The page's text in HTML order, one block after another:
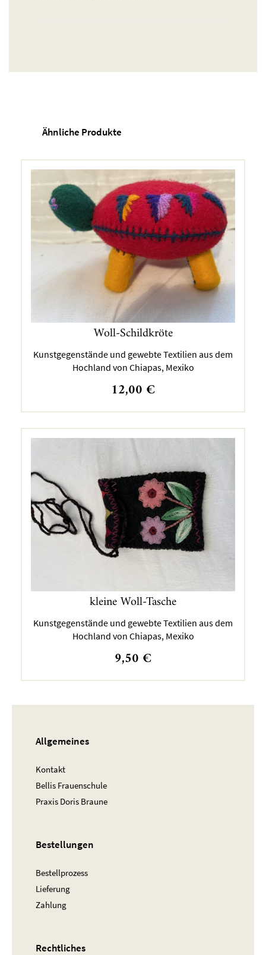
Ähnliche Produkte
Woll-Schildkröte
Kunstgegenstände und gewebte Textilien aus dem
Hochland von Chiapas, Mexiko
12,00 €
kleine Woll-Tasche
Kunstgegenstände und gewebte Textilien aus dem
Hochland von Chiapas, Mexiko
9,50 €
Allgemeines
Kontakt
Bellis Frauenschule
Praxis Doris Braune
Bestellungen
Bestellprozess
Lieferung
Zahlung
Rechtliches